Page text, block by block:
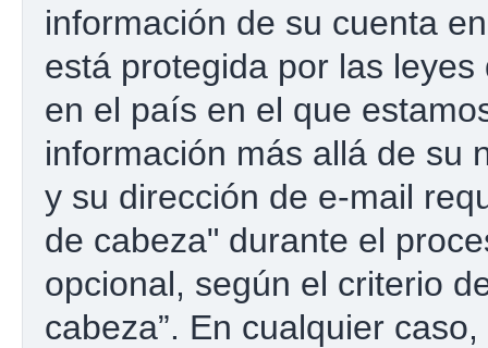
información de su cuenta
está protegida por las
en el país en el que
información más allá de su
y su dirección de e-mail
de cabeza" durante el
opcional, según el criterio
cabeza”. En cualquier